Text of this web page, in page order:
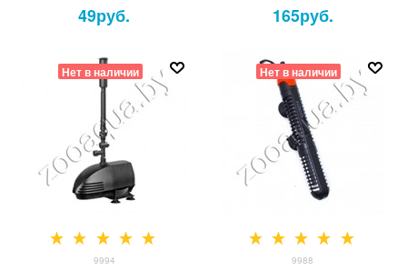
49руб. 165руб.
Нет в наличии
9994
Нет в наличии
9988